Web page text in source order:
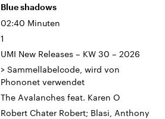
Blue shadows
02:40 Minuten
1
UMI New Releases – KW 30 – 2026
> Sammellabelcode, wird von
Phononet verwendet
The Avalanches feat. Karen O
Robert Chater Robert; Blasi, Anthony